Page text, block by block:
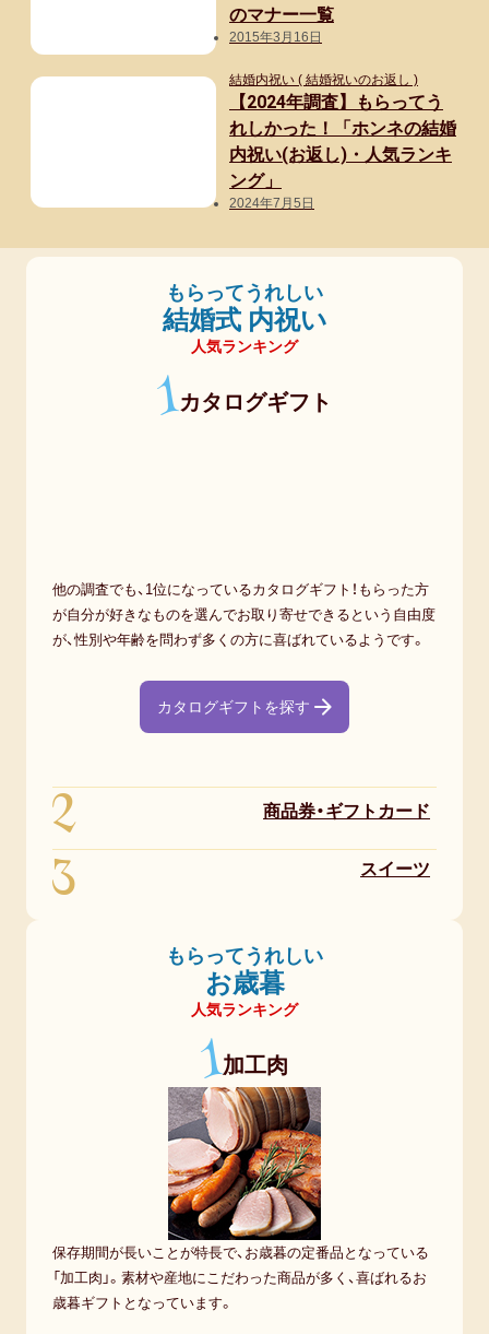
のマナー一覧
2015年3月16日
結婚内祝い ( 結婚祝いのお返し )
【2024年調査】もらってう
れしかった！「ホンネの結婚
内祝い(お返し)・人気ランキ
ング」
2024年7月5日
もらってうれしい
結婚式 内祝い
人気ランキング
1カタログギフト
他の調査でも、1位になっているカタログギフト！もらった方
が自分が好きなものを選んでお取り寄せできるという自由度
が、性別や年齢を問わず多くの方に喜ばれているようです。
カタログギフトを探す
2 商品券・ギフトカード
3 スイーツ
もらってうれしい
お歳暮
人気ランキング
1加工肉
保存期間が長いことが特長で、お歳暮の定番品となっている
「加工肉」。素材や産地にこだわった商品が多く、喜ばれるお
歳暮ギフトとなっています。